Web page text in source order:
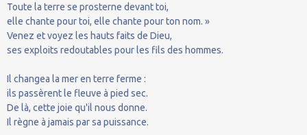
Toute la terre se prosterne devant toi,
elle chante pour toi, elle chante pour ton nom. »
Venez et voyez les hauts faits de Dieu,
ses exploits redoutables pour les fils des hommes.
Il changea la mer en terre ferme :
ils passèrent le fleuve à pied sec.
De là, cette joie qu'il nous donne.
Il règne à jamais par sa puissance.